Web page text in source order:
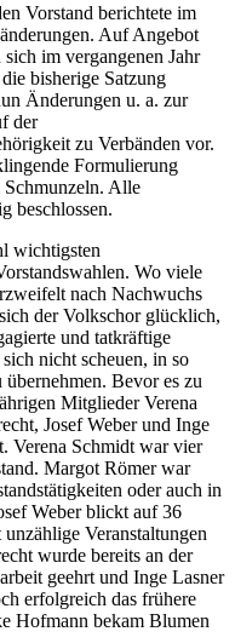
Vorstand berichtete im
Auf Angebot
im vergangenen Jahr
bisherige Satzung
Änderungen u. a. zur
der
zu Verbänden vor.
Formulierung
Alle
beschlossen.
wichtigsten
Wo viele
nach Nachwuchs
der Volkschor glücklich,
und tatkräftige
nicht scheuen, in so
Bevor es zu
Mitglieder Verena
Josef Weber und Inge
Verena Schmidt war vier
Margot Römer war
oder auch in
Weber blickt auf 36
Veranstaltungen
wurde bereits an der
geehrt und Inge Lasner
erfolgreich das frühere
Hofmann bekam Blumen